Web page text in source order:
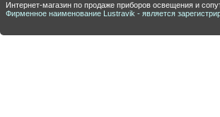
Интернет-магазин по продаже приборов освещения и
Фирменное наименование Lustravik - является